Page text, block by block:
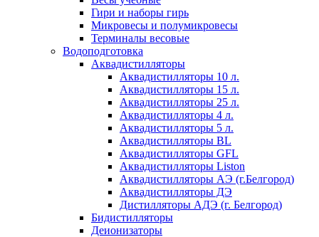
Гири и наборы гирь
Микровесы и полумикровесы
Терминалы весовые
Водоподготовка
Аквадистилляторы
Аквадистилляторы 10 л.
Аквадистилляторы 15 л.
Аквадистилляторы 25 л.
Аквадистилляторы 4 л.
Аквадистилляторы 5 л.
Аквадистилляторы BL
Аквадистилляторы GFL
Аквадистилляторы Liston
Аквадистилляторы АЭ (г.Белгород)
Аквадистилляторы ДЭ
Дистилляторы АДЭ (г. Белгород)
Бидистилляторы
Деионизаторы